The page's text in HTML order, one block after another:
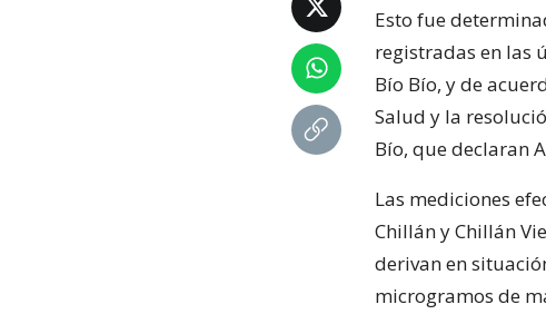
Esto fue
registradas en las
Bío Bío, y de
Salud y la
Bío, que declaran
Las mediciones
Chillán y Chillán
derivan en
microgramos de